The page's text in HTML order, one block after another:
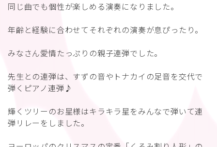
同じ曲でも個性が楽しめる演奏になりました。
年齢と経験に合わせてそれぞれの演奏が息ぴったり。
みなさん愛情たっぷりの親子連弾でした。
先生との連弾は、すずの音やトナカイの足音を交代で
弾くピアノ連弾♪
輝くツリーのお星様はキラキラ星をみんなで弾いて連
弾リレーをしました。